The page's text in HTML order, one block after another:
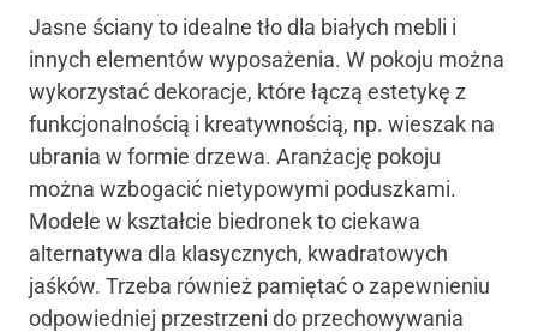
Jasne ściany to idealne tło dla białych mebli i
innych elementów wyposażenia. W pokoju można
wykorzystać dekoracje, które łączą estetykę z
funkcjonalnością i kreatywnością, np. wieszak na
ubrania w formie drzewa. Aranżację pokoju
można wzbogacić nietypowymi poduszkami.
Modele w kształcie biedronek to ciekawa
alternatywa dla klasycznych, kwadratowych
jaśków. Trzeba również pamiętać o zapewnieniu
odpowiedniej przestrzeni do przechowywania